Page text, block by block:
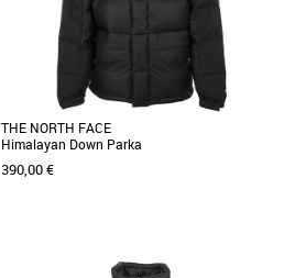
THE NORTH FACE
Himalayan Down Parka
390,00 €